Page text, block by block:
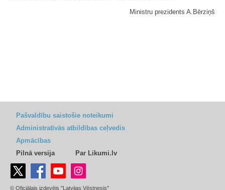
Ministru prezidents A.Bērziņš
Pašvaldību saistošie noteikumi
Administratīvās atbildības ceļvedis
Apmācības
Pilnā versija
Par Likumi.lv
© Oficiālais izdevējs "Latvijas Vēstnesis"